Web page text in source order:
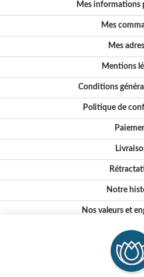
Mes informations
Mes
Mes
Mentions
Conditions
Politique de
Notre
Nos valeurs et
Conseils
Où nous
FAQ